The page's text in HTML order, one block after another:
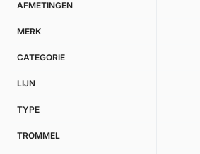
AFMETINGEN
MERK
CATEGORIE
LIJN
TYPE
TROMMEL